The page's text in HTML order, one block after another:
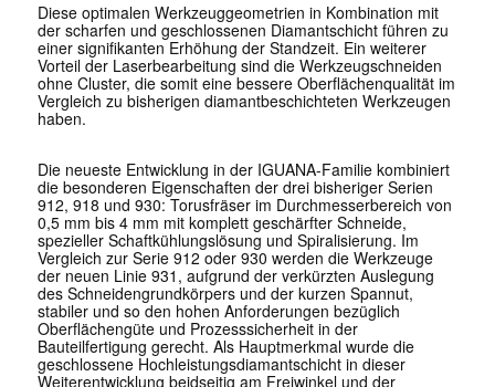
Diese optimalen Werkzeuggeometrien in Kombination mit
der scharfen und geschlossenen Diamantschicht führen zu
einer signifikanten Erhöhung der Standzeit. Ein weiterer
Vorteil der Laserbearbeitung sind die Werkzeugschneiden
ohne Cluster, die somit eine bessere Oberflächenqualität im
Vergleich zu bisherigen diamantbeschichteten Werkzeugen
haben.
Die neueste Entwicklung in der IGUANA-Familie kombiniert
die besonderen Eigenschaften der drei bisheriger Serien
912, 918 und 930: Torusfräser im Durchmesserbereich von
0,5 mm bis 4 mm mit komplett geschärfter Schneide,
spezieller Schaftkühlungslösung und Spiralisierung. Im
Vergleich zur Serie 912 oder 930 werden die Werkzeuge
der neuen Linie 931, aufgrund der verkürzten Auslegung
des Schneidengrundkörpers und der kurzen Spannut,
stabiler und so den hohen Anforderungen bezüglich
Oberflächengüte und Prozesssicherheit in der
Bauteilfertigung gerecht. Als Hauptmerkmal wurde die
geschlossene Hochleistungsdiamantschicht in dieser
Weiterentwicklung beidseitig am Freiwinkel und der